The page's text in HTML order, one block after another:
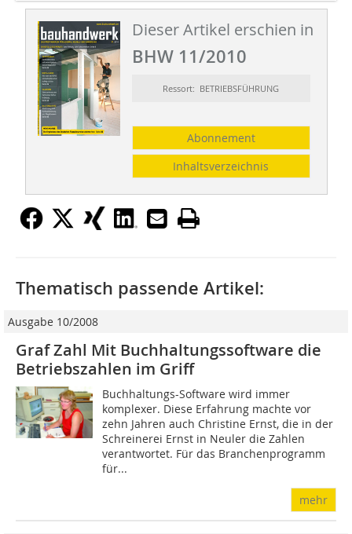
Dieser Artikel erschien in
BHW 11/2010
Ressort: BETRIEBSFÜHRUNG
Abonnement
Inhaltsverzeichnis
Thematisch passende Artikel:
Ausgabe 10/2008
Graf Zahl Mit Buchhaltungssoftware die
Betriebszahlen im Griff
Buchhaltungs-Software wird immer
komplexer. Diese Erfahrung machte vor
zehn Jahren auch Christine Ernst, die in der
Schreinerei Ernst in Neuler die Zahlen
verantwortet. Für das Branchenprogramm
für...
mehr